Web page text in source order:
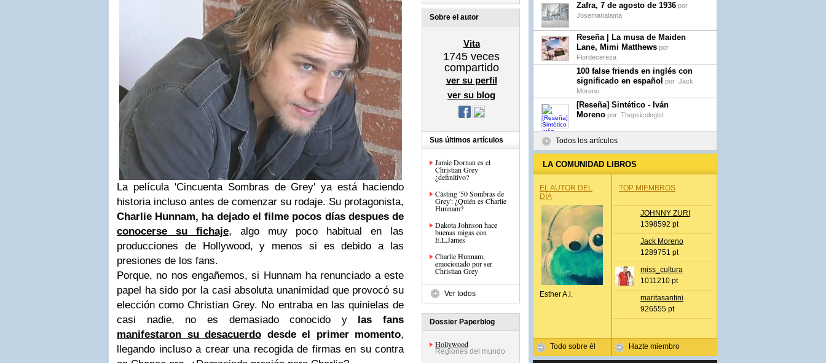
La película 'Cincuenta Sombras de Grey' ya está haciendo
historia incluso antes de comenzar su rodaje. Su protagonista,
Charlie Hunnam, ha dejado el filme pocos días despues de
conocerse su fichaje, algo muy poco habitual en las
producciones de Hollywood, y menos si es debido a las
presiones de los fans.
Porque, no nos engañemos, si Hunnam ha renunciado a este
papel ha sido por la casi absoluta unanimidad que provocó su
elección como Christian Grey. No entraba en las quinielas de
casi nadie, no es demasiado conocido y
las fans
manifestaron su desacuerdo desde el primer momento,
llegando incluso a crear una recogida de firmas en su contra
Sobre el autor
Vita
1745 veces
compartido
ver su perfil
ver su blog
Sus últimos artículos
Jamie Dornan es el
Christian Grey
¿definitivo?
Cásting '50 Sombras de
Grey': ¿Quién es Charlie
Hunnam?
Dakota Johnson hace
buenas migas con
E.L.James
Charlie Hunnam,
emocionado por ser
Christian Grey
Ver todos
Dossier Paperblog
Hollywood
Regiones del mundo
Zafra, 7 de agosto de 1936 por
Josemarialama
Reseña | La musa de Maiden
Lane, Mimi Matthews por
Flordecereza
100 false friends en inglés con
significado en español por Jack
Moreno
[Reseña] Sintético - Iván
Moreno por Thepsicologist
Todos los artículos
LA COMUNIDAD LIBROS
EL AUTOR DEL
DÍA
Esther A.l.
Todo sobre él
TOP MIEMBROS
JOHNNY ZURI
1398592 pt
Jack Moreno
1289751 pt
miss_cultura
1011210 pt
maritasantini
926555 pt
Hazte miembro